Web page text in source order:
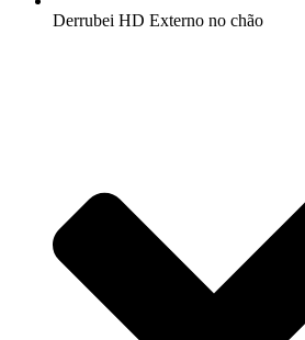
Derrubei HD Externo no chão